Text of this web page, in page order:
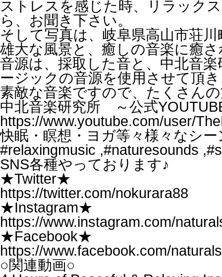
ストレスを感じた時、リラック
ら、お聞き下さい。
そして写真は、岐阜県高山市荘
雄大な風景と、癒しの音楽に癒
音源は、採取した音と、中北音
ージックの音源を使用させて頂
素敵な音楽ですので、たくさん
中北音楽研究所 ～公式
https://www.youtube.com/user/
快眠・瞑想・ヨガ等々様々なシ
#relaxingmusic ,#naturesounds
SNS各種やっております♪
★Twitter★
https://twitter.com/nokurara88
★Instagram★
https://www.instagram.com/
★Facebook★
https://www.facebook.com/
○関連動画○